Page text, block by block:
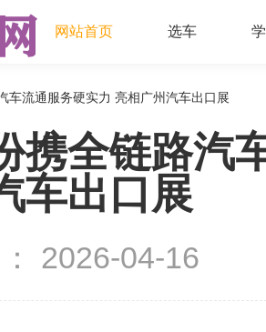
网站首页 选车
车流通服务硬实力 亮相广州汽车出口展
携全链路汽
车出口展
2026-04-16